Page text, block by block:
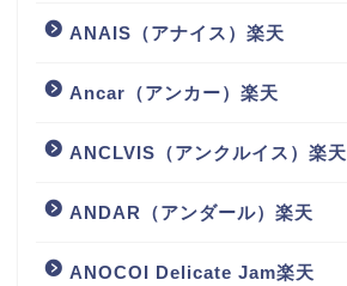
ANAIS（アナイス）楽天
Ancar（アンカー）楽天
ANCLVIS（アンクルイス）楽天
ANDAR（アンダール）楽天
ANOCOI Delicate Jam楽天